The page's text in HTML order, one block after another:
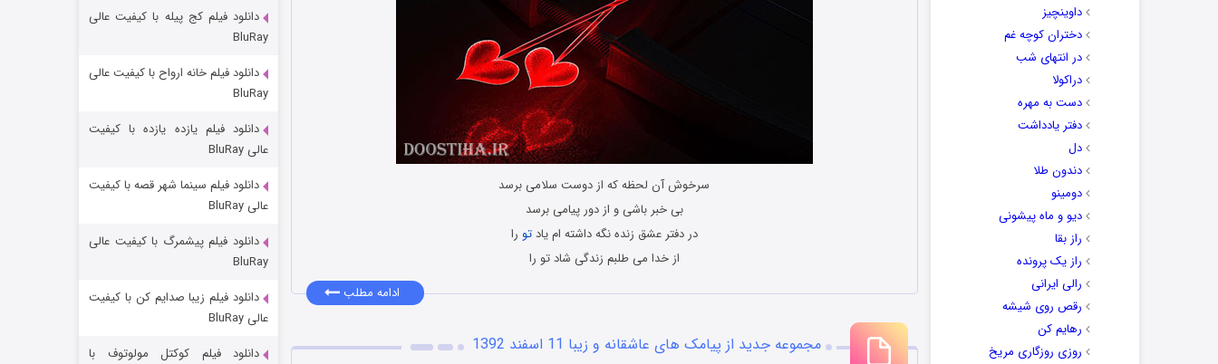
داوینچیز
دختران کوچه غم
در انتهای شب
دراکولا
دست به مهره
دفتر یادداشت
دل
دندون طلا
دومینو
دیو و ماه پیشونی
راز بقا
راز یک پرونده
رالی ایرانی
رقص روی شیشه
رهایم کن
روزی روزگاری مریخ
سرخوش آن لحظه که از دوست سلامی برسد
بی خبر باشی و از دور پیامی برسد
در دفتر عشق زنده نگه داشته ام یادتو را
از خدا می طلبم زندگی شاد تو را
ادامه مطلب
مجموعه جدید از پیامک های عاشقانه و زیبا 11 اسفند 1392
خاندان اژدها فصل ۳
جادوگری در مغولستان
دانلود فیلم کج‌ پیله با کیفیت عالی
BluRay
دانلود فیلم خانه ارواح با کیفیت عالی
BluRay
دانلود فیلم یازده یازده با کیفیت
عالی BluRay
دانلود فیلم سینما شهر قصه با کیفیت
عالی BluRay
دانلود فیلم پیشمرگ با کیفیت عالی
BluRay
دانلود فیلم زیبا صدایم کن با کیفیت
عالی BluRay
دانلود فیلم کوکتل مولوتوف با